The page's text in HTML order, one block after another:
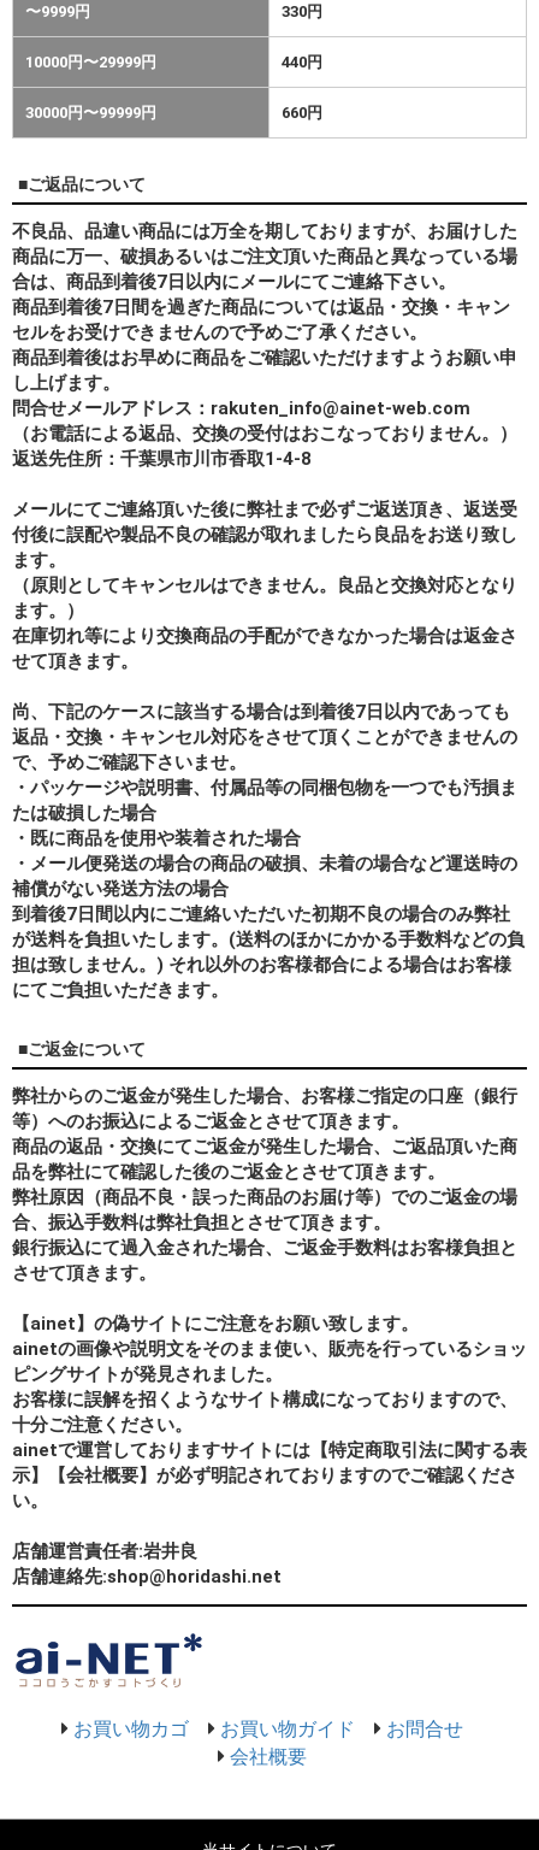
〜9999円 330円
10000円〜29999円 440円
30000円〜99999円 660円
■ご返品について
不良品、品違い商品には万全を期しておりますが、お届けした
商品に万一、破損あるいはご注文頂いた商品と異なっている場
合は、商品到着後7日以内にメールにてご連絡下さい。
商品到着後7日間を過ぎた商品については返品・交換・キャン
セルをお受けできませんので予めご了承ください。
商品到着後はお早めに商品をご確認いただけますようお願い申
し上げます。
問合せメールアドレス：rakuten_info@ainet-web.com
（お電話による返品、交換の受付はおこなっておりません。）
返送先住所：千葉県市川市香取1-4-8
メールにてご連絡頂いた後に弊社まで必ずご返送頂き、返送受
付後に誤配や製品不良の確認が取れましたら良品をお送り致し
ます。
（原則としてキャンセルはできません。良品と交換対応となり
ます。）
在庫切れ等により交換商品の手配ができなかった場合は返金さ
せて頂きます。
尚、下記のケースに該当する場合は到着後7日以内であっても
返品・交換・キャンセル対応をさせて頂くことができませんの
で、予めご確認下さいませ。
・パッケージや説明書、付属品等の同梱包物を一つでも汚損ま
たは破損した場合
・既に商品を使用や装着された場合
・メール便発送の場合の商品の破損、未着の場合など運送時の
補償がない発送方法の場合
到着後7日間以内にご連絡いただいた初期不良の場合のみ弊社
が送料を負担いたします。(送料のほかにかかる手数料などの負
担は致しません。) それ以外のお客様都合による場合はお客様
にてご負担いただきます。
■ご返金について
弊社からのご返金が発生した場合、お客様ご指定の口座（銀行
等）へのお振込によるご返金とさせて頂きます。
商品の返品・交換にてご返金が発生した場合、ご返品頂いた商
品を弊社にて確認した後のご返金とさせて頂きます。
弊社原因（商品不良・誤った商品のお届け等）でのご返金の場
合、振込手数料は弊社負担とさせて頂きます。
銀行振込にて過入金された場合、ご返金手数料はお客様負担と
させて頂きます。
【ainet】の偽サイトにご注意をお願い致します。
ainetの画像や説明文をそのまま使い、販売を行っているショッ
ピングサイトが発見されました。
お客様に誤解を招くようなサイト構成になっておりますので、
十分ご注意ください。
ainetで運営しておりますサイトには【特定商取引法に関する表
示】【会社概要】が必ず明記されておりますのでご確認くださ
い。
店舗運営責任者:岩井良
店舗連絡先:shop@horidashi.net
お買い物カゴ お買い物ガイド
お問合せ
会社概要